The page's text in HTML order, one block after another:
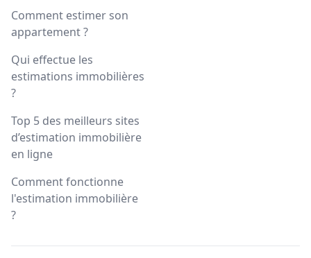
Comment estimer son
appartement ?
Qui effectue les
estimations immobilières
?
Top 5 des meilleurs sites
d’estimation immobilière
en ligne
Comment fonctionne
l'estimation immobilière
?